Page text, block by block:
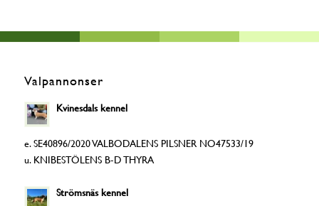
Valpannonser
Kvinesdals kennel
e. SE40896/2020 VALBODALENS PILSNER NO47533/19
u. KNIBESTÖLENS B-D THYRA
Strömsnäs kennel